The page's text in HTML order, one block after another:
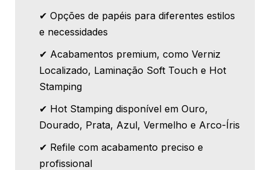
✔ Opções de papéis para diferentes estilos
e necessidades
✔ Acabamentos premium, como Verniz
Localizado, Laminação Soft Touch e Hot
Stamping
✔ Hot Stamping disponível em Ouro,
Dourado, Prata, Azul, Vermelho e Arco-Íris
✔ Refile com acabamento preciso e
profissional